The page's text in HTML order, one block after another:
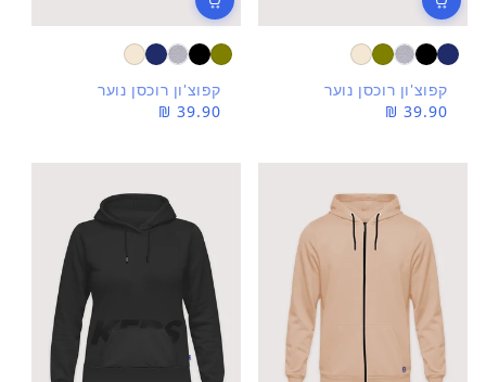
קפוצ'ון רוכסן נוער
מחיר
39.90 ₪
קפוצ'ון רוכסן נוער
מחיר
39.90 ₪